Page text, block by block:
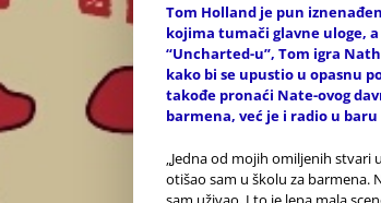
Tom Holland je pun
kojima tumači glavne uloge,
“Uncharted-u”, Tom igra
kako bi se upustio u opasnu
takođe pronaći Nate-ovog
barmena, već je i radio u
„Jedna od mojih omiljenih
otišao sam u školu za barmena.